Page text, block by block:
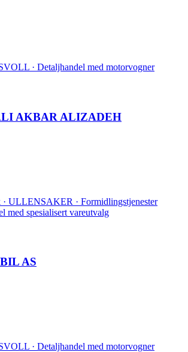
· Detaljhandel med motorvogner
AKBAR ALIZADEH
· ULLENSAKER · Formidlingstjenester
med spesialisert vareutvalg
AS
· Detaljhandel med motorvogner